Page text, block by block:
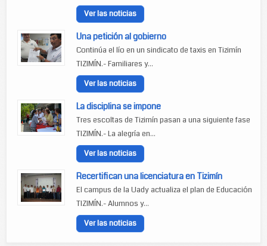
Ver las noticias
Una petición al gobierno
Continúa el lío en un sindicato de taxis en Tizimín
TIZIMÍN.- Familiares y...
Ver las noticias
La disciplina se impone
Tres escoltas de Tizimín pasan a una siguiente fase
TIZIMÍN.- La alegría en...
Ver las noticias
Recertifican una licenciatura en Tizimín
El campus de la Uady actualiza el plan de Educación
TIZIMÍN.- Alumnos y...
Ver las noticias